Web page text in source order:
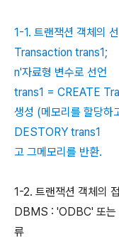
1-1. 트랜잭션 객체의
Transaction
n'자료형 변수로 선언
trans1 = CREATE
생성 (메모리를 할당하
DESTORY trans1
고 그메모리를 반환.
1-2. 트랜잭션 객체의
DBMS : 'ODBC' 또는
류